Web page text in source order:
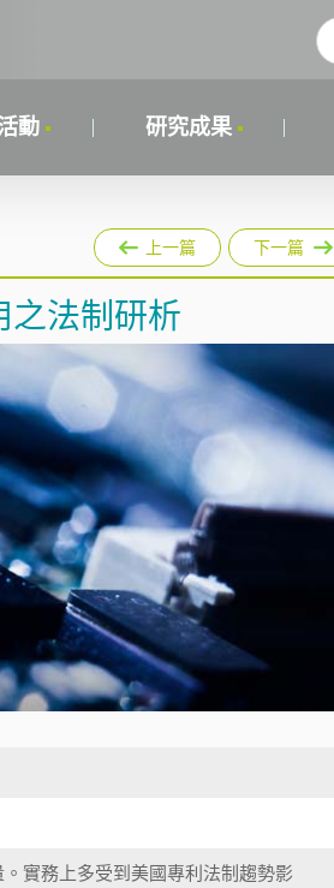
動 研究成果
上一篇 下一篇
之法制研析
實務上多受到美國專利法制趨勢影